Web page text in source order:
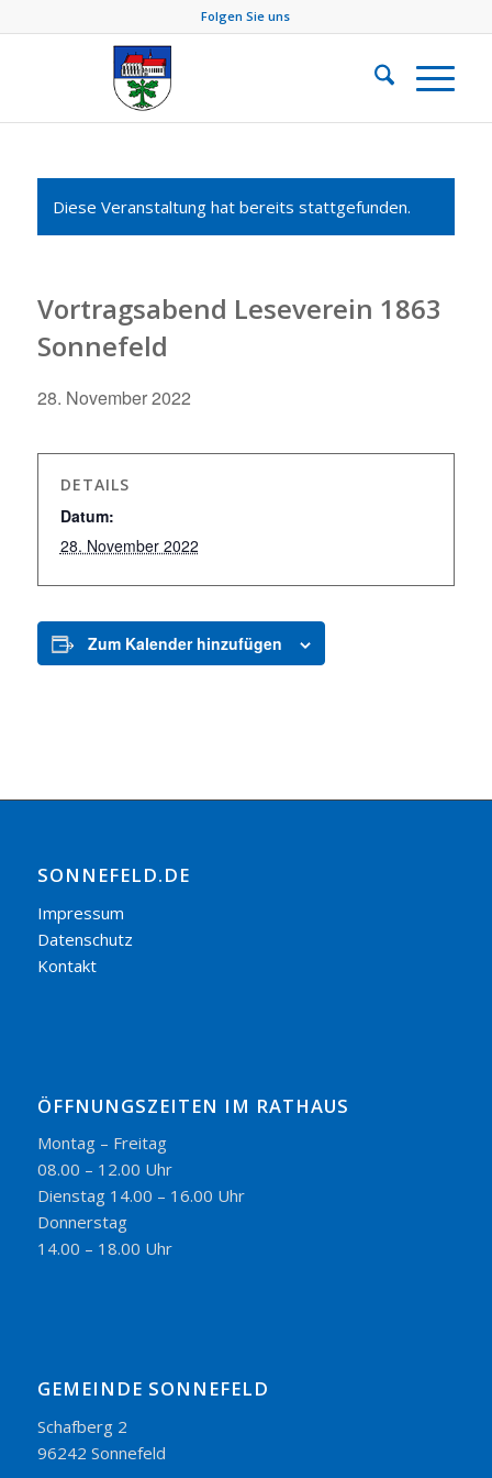
Folgen Sie uns
Diese Veranstaltung hat bereits stattgefunden.
Vortragsabend Leseverein 1863
Sonnefeld
28. November 2022
DETAILS
Datum:
28. November 2022
Zum Kalender hinzufügen
SONNEFELD.DE
Impressum
Datenschutz
Kontakt
ÖFFNUNGSZEITEN IM RATHAUS
Montag – Freitag
08.00 – 12.00 Uhr
Dienstag 14.00 – 16.00 Uhr
Donnerstag
14.00 – 18.00 Uhr
GEMEINDE SONNEFELD
Schafberg 2
96242 Sonnefeld